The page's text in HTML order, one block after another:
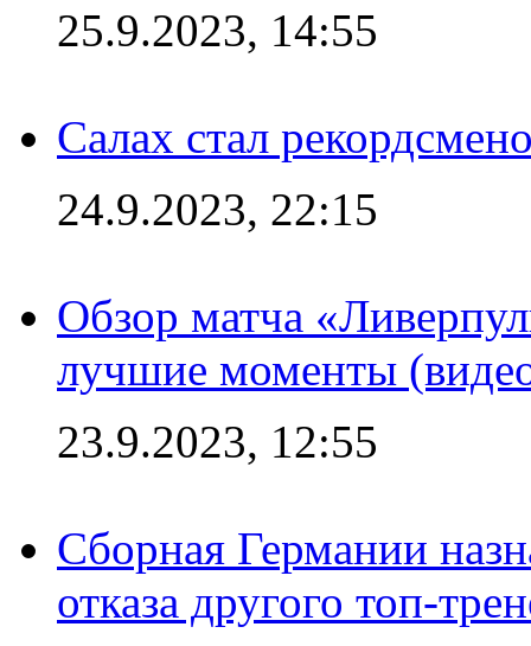
25.9.2023, 14:55
Салах стал
24.9.2023, 22:15
Обзор матча
лучшие моменты
23.9.2023, 12:55
Сборная Германии
отказа другого топ-